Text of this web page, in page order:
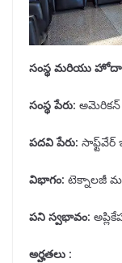
సంస్థ మరియు హోదా
సంస్థ పేరు: అమెరికన్
పదవి పేరు: సాఫ్ట్‌వేర్
విభాగం: టెక్నాలజీ
పని స్వభావం:
అర్హతలు :